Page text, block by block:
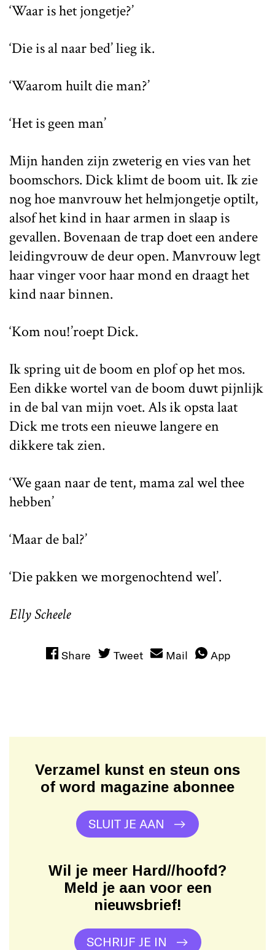
‘Waar is het jongetje?’
‘Die is al naar bed’ lieg ik.
‘Waarom huilt die man?’
‘Het is geen man’
Mijn handen zijn zweterig en vies van het
boomschors. Dick klimt de boom uit. Ik zie
nog hoe manvrouw het helmjongetje optilt,
alsof het kind in haar armen in slaap is
gevallen. Bovenaan de trap doet een andere
leidingvrouw de deur open. Manvrouw legt
haar vinger voor haar mond en draagt het
kind naar binnen.
‘Kom nou!’roept Dick.
Ik spring uit de boom en plof op het mos.
Een dikke wortel van de boom duwt pijnlijk
in de bal van mijn voet. Als ik opsta laat
Dick me trots een nieuwe langere en
dikkere tak zien.
‘We gaan naar de tent, mama zal wel thee
hebben’
‘Maar de bal?’
‘Die pakken we morgenochtend wel’.
Elly Scheele
Share Tweet Mail App
Verzamel kunst en steun ons
of word magazine abonnee
SLUIT JE AAN
Wil je meer Hard//hoofd?
Meld je aan voor een
nieuwsbrief!
SCHRIJF JE IN